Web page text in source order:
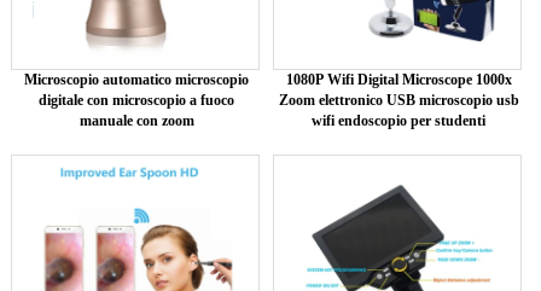
Microscopio automatico microscopio
digitale con microscopio a fuoco
manuale con zoom
1080P Wifi Digital Microscope 1000x
Zoom elettronico USB microscopio usb
wifi endoscopio per studenti